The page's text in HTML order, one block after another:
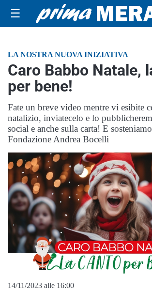
☰
LA NOSTRA NUOVA INIZIATIVA
Caro Babbo Natale,
per bene!
Fate un breve video mentre vi esibite
natalizio, inviatecelo e lo
social e anche sulla carta! E
Fondazione Andrea Bocelli
14/11/2023 alle 16:00